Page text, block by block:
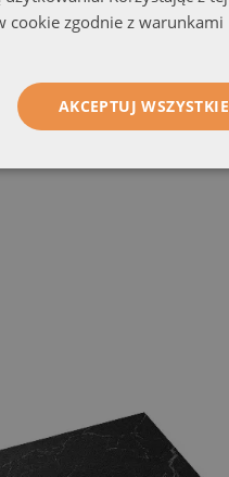
cookie zgodnie z warunkami
AKCEPTUJ WSZYSTKIE